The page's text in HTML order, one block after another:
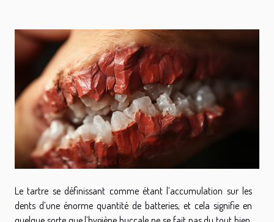
Le tartre se définissant comme étant l’accumulation sur les
dents d’une énorme quantité de batteries, et cela signifie en